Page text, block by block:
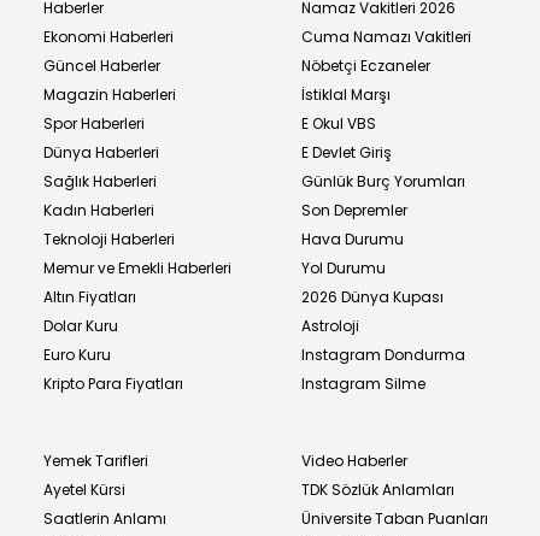
Haberler
Ekonomi Haberleri
Güncel Haberler
Magazin Haberleri
Spor Haberleri
Dünya Haberleri
Sağlık Haberleri
Kadın Haberleri
Teknoloji Haberleri
Memur ve Emekli Haberleri
Altın Fiyatları
Dolar Kuru
Euro Kuru
Kripto Para Fiyatları
Namaz Vakitleri 2026
Cuma Namazı Vakitleri
Nöbetçi Eczaneler
İstiklal Marşı
E Okul VBS
E Devlet Giriş
Günlük Burç Yorumları
Son Depremler
Hava Durumu
Yol Durumu
2026 Dünya Kupası
Astroloji
Instagram Dondurma
Instagram Silme
Yemek Tarifleri
Ayetel Kürsi
Saatlerin Anlamı
Video Haberler
TDK Sözlük Anlamları
Üniversite Taban Puanları